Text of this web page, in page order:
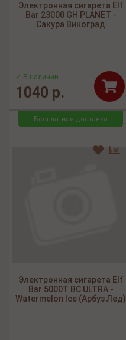
Электронная сигарета Elf
Bar 23000 GH PLANET -
Сакура Виноград
✓ В наличии
1040 р.
Бесплатная доставка
Электронная сигарета Elf
Bar 5000Т BC ULTRA -
Watermelon Ice (Арбуз Лед)